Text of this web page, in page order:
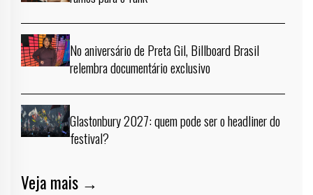
No aniversário de Preta Gil, Billboard Brasil
relembra documentário exclusivo
Glastonbury 2027: quem pode ser o headliner do
festival?
Veja mais →